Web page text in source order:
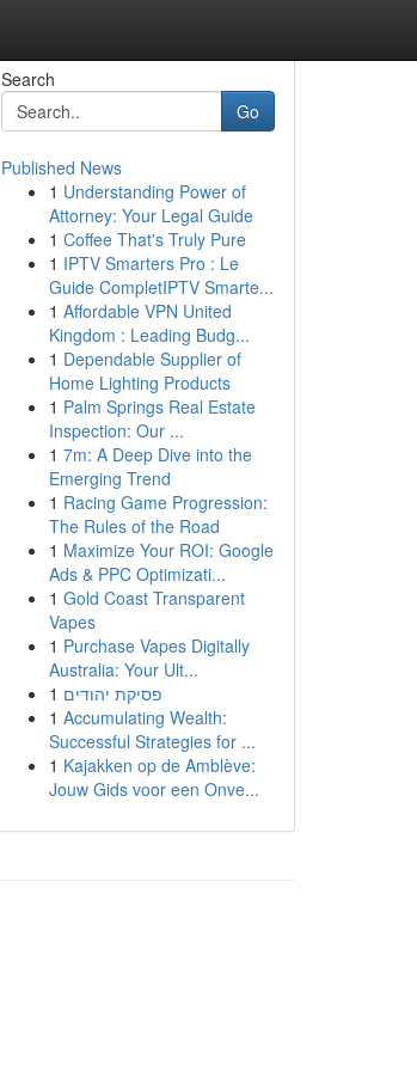
Search
Go
Published News
1 Understanding Power of
Attorney: Your Legal Guide
1 Coffee That's Truly Pure
1 IPTV Smarters Pro : Le
Guide CompletIPTV Smarte...
1 Affordable VPN United
Kingdom : Leading Budg...
1 Dependable Supplier of
Home Lighting Products
1 Palm Springs Real Estate
Inspection: Our ...
1 7m: A Deep Dive into the
Emerging Trend
1 Racing Game Progression:
The Rules of the Road
1 Maximize Your ROI: Google
Ads & PPC Optimizati...
1 Gold Coast Transparent
Vapes
1 Purchase Vapes Digitally
Australia: Your Ult...
1 פסיקת יהודים
1 Accumulating Wealth:
Successful Strategies for ...
1 Kajakken op de Amblève:
Jouw Gids voor een Onve...